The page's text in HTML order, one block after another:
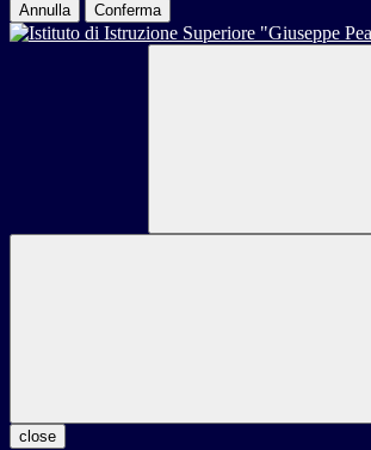
Annulla Conferma
close